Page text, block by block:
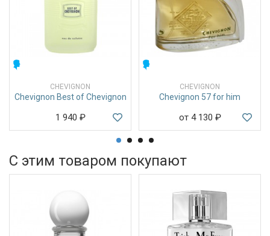
CHEVIGNON
Chevignon Best of Chevignon
1 940 ₽
CHEVIGNON
Chevignon 57 for him
от 4 130 ₽
С этим товаром покупают